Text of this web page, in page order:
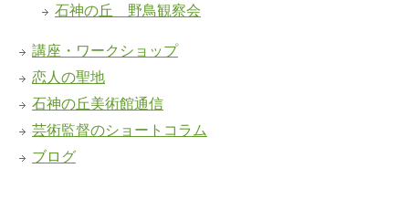
石神の丘 野鳥観察会
講座・ワークショップ
恋人の聖地
石神の丘美術館通信
芸術監督のショートコラム
ブログ